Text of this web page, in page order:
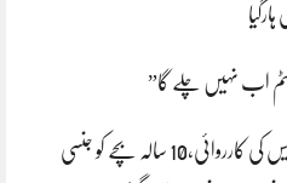
اب نہیں چلے گا”
جہلم پولیس کی کارروائی،10 سالہ بچے کو جنسی